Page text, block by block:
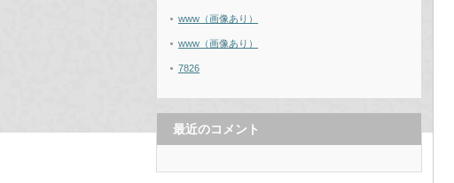
www（画像あり）
www（画像あり）
7826
最近のコメント